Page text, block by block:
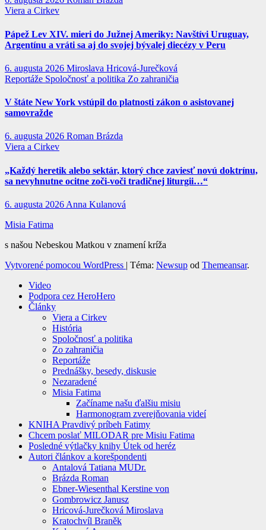
Viera a Cirkev
Pápež Lev XIV. mieri do Južnej Ameriky: Navštívi Uruguay,
Argentínu a vráti sa aj do svojej bývalej diecézy v Peru
6. augusta 2026 Miroslava Hricová-Jurečková
Reportáže Spoločnosť a politika Zo zahraničia
V štáte New York vstúpil do platnosti zákon o asistovanej
samovražde
6. augusta 2026 Roman Brázda
Viera a Cirkev
„Každý heretik alebo sektár, ktorý chce zaviesť novú doktrínu,
sa nevyhnutne ocitne zoči-voči tradičnej liturgii…“
6. augusta 2026 Anna Kulanová
Misia Fatima
s našou Nebeskou Matkou v znamení kríža
Vytvorené pomocou WordPress | Téma: Newsup od Themeansar.
Video
Podpora cez HeroHero
Články
Viera a Cirkev
História
Spoločnosť a politika
Zo zahraničia
Reportáže
Prednášky, besedy, diskusie
Nezaradené
Misia Fatima
Začíname našu ďalšiu misiu
Harmonogram zverejňovania videí
KNIHA Pravdivý príbeh Fatimy
Chcem poslať MILODAR pre Misiu Fatima
Posledné výtlačky knihy Útek od heréz
Autori článkov a korešpondenti
Antalová Tatiana MUDr.
Brázda Roman
Ebner-Wiesenthal Kerstine von
Gombrowicz Janusz
Hricová-Jurečková Miroslava
Kratochvíl Braněk